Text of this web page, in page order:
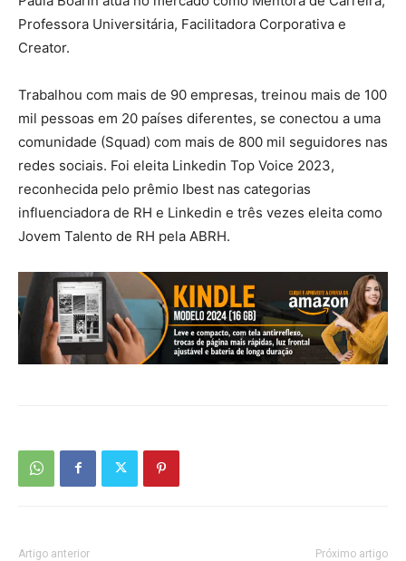
Professora Universitária, Facilitadora Corporativa e
Creator.
Trabalhou com mais de 90 empresas, treinou mais de 100
mil pessoas em 20 países diferentes, se conectou a uma
comunidade (Squad) com mais de 800 mil seguidores nas
redes sociais. Foi eleita Linkedin Top Voice 2023,
reconhecida pelo prêmio Ibest nas categorias
influenciadora de RH e Linkedin e três vezes eleita como
Jovem Talento de RH pela ABRH.
Artigo anterior Próximo artigo